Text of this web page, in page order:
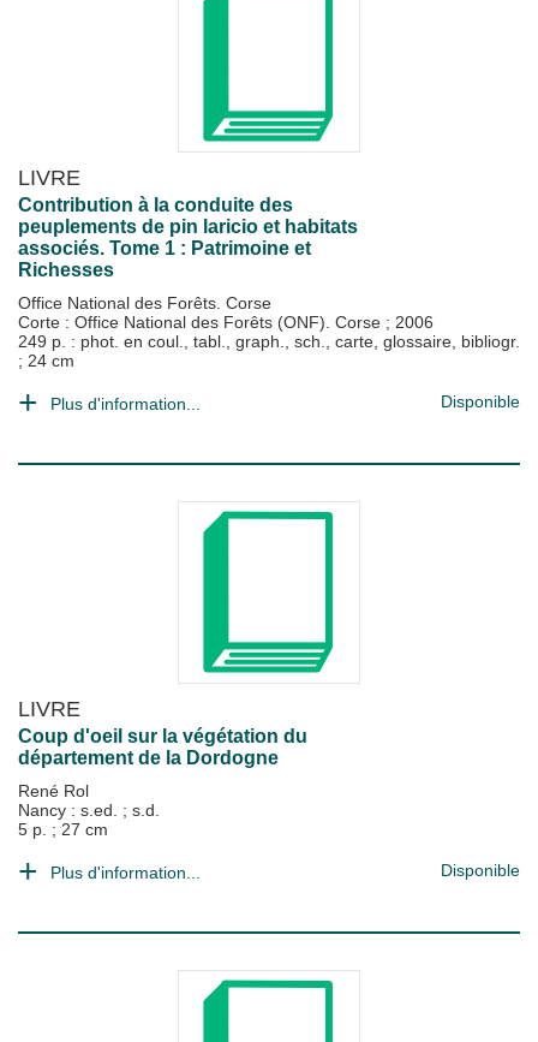
LIVRE
Contribution à la conduite des
peuplements de pin laricio et habitats
associés. Tome 1 : Patrimoine et
Richesses
Office National des Forêts. Corse
Corte : Office National des Forêts (ONF). Corse ; 2006
249 p. : phot. en coul., tabl., graph., sch., carte, glossaire, bibliogr.
; 24 cm
Plus d'information... Disponible
LIVRE
Coup d'oeil sur la végétation du
département de la Dordogne
René Rol
Nancy : s.ed. ; s.d.
5 p. ; 27 cm
Plus d'information... Disponible